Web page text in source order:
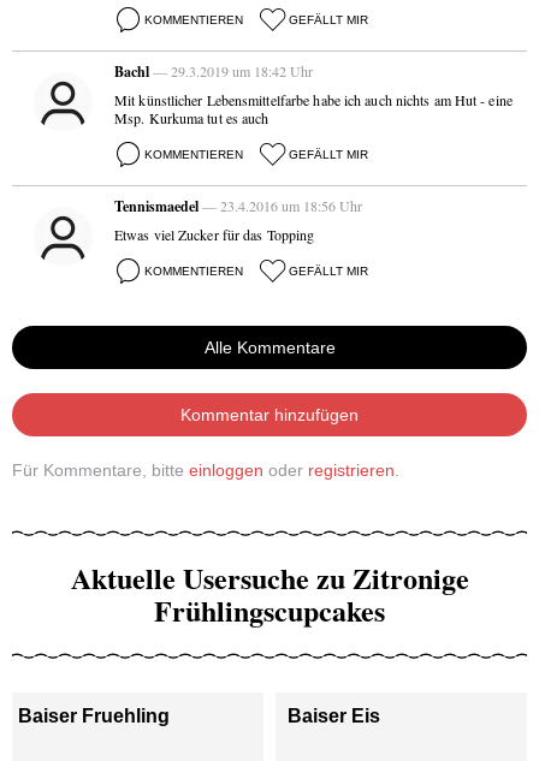
KOMMENTIEREN GEFÄLLT MIR
Bachl— 29.3.2019 um 18:42 Uhr
Mit künstlicher Lebensmittelfarbe habe ich auch nichts am Hut - eine
Msp. Kurkuma tut es auch
KOMMENTIEREN GEFÄLLT MIR
Tennismaedel— 23.4.2016 um 18:56 Uhr
Etwas viel Zucker für das Topping
KOMMENTIEREN GEFÄLLT MIR
Alle Kommentare
Kommentar hinzufügen
Für Kommentare, bitte einloggen oder registrieren
Aktuelle Usersuche zu Zitronige
Frühlingscupcakes
Baiser Fruehling Baiser Eis